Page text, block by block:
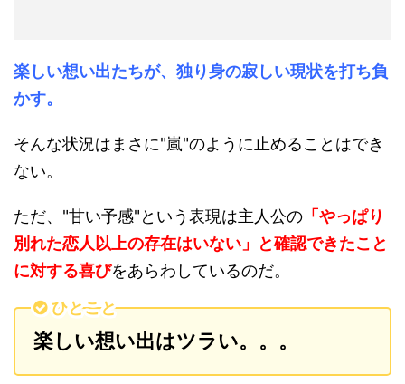
楽しい想い出たちが、独り身の寂しい現状を打ち負
かす。
そんな状況はまさに"嵐"のように止めることはでき
ない。
ただ、"甘い予感"という表現は主人公の 「やっぱり
別れた恋人以上の存在はいない」と確認できたこと
に対する喜びをあらわしているのだ。
ひとこと
楽しい想い出はツラい。。。